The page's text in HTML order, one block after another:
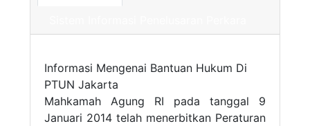
Informasi Mengenai Bantuan Hukum Di
PTUN Jakarta
Mahkamah Agung RI pada tanggal 9
Januari 2014 telah menerbitkan Peraturan